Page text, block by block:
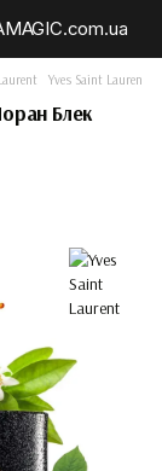
Yves Saint Laurent
Блек